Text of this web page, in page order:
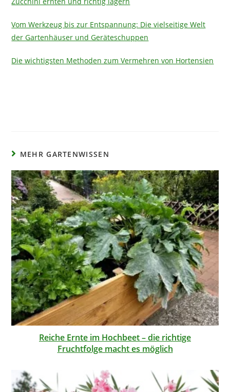
Vom Werkzeug bis zur Entspannung: Die vielseitige Welt
der Gartenhäuser und Geräteschuppen
Die wichtigsten Methoden zum Vermehren von Hortensien
MEHR GARTENWISSEN
Reiche Ernte im Hochbeet – die richtige
Fruchtfolge macht es möglich